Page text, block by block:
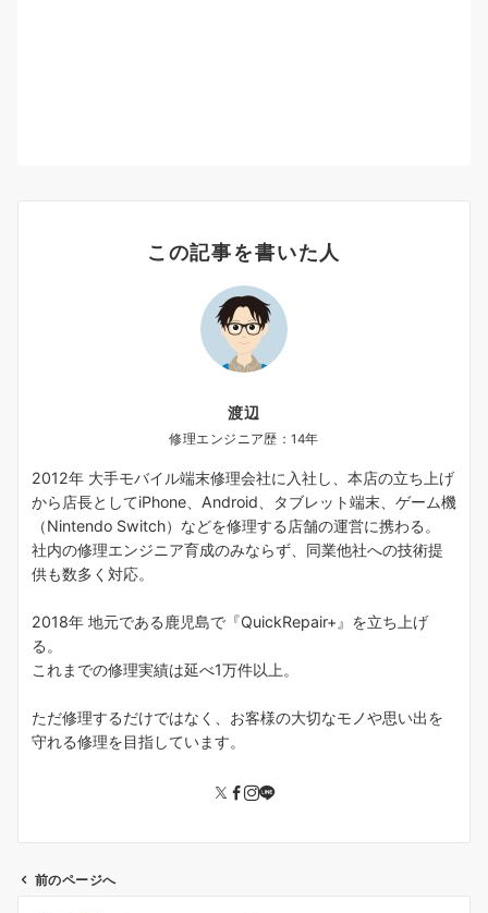
この記事を書いた人
渡辺
修理エンジニア歴：14年
2012年 大手モバイル端末修理会社に入社し、本店の立ち上げ
から店長としてiPhone、Android、タブレット端末、ゲーム機
（Nintendo Switch）などを修理する店舗の運営に携わる。
社内の修理エンジニア育成のみならず、同業他社への技術提
供も数多く対応。
2018年 地元である鹿児島で『QuickRepair+』を立ち上げ
る。
これまでの修理実績は延べ1万件以上。
ただ修理するだけではなく、お客様の大切なモノや思い出を
守れる修理を目指しています。
前のページへ